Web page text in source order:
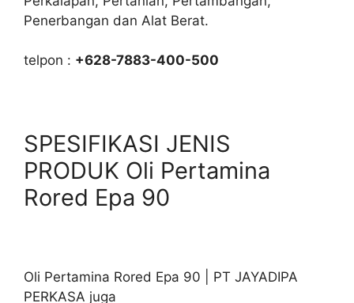
Penerbangan dan Alat Berat.
telpon : +628-7883-400-500
SPESIFIKASI JENIS
PRODUK Oli Pertamina
Rored Epa 90
Oli Pertamina Rored Epa 90 | PT JAYADIPA
PERKASA juga